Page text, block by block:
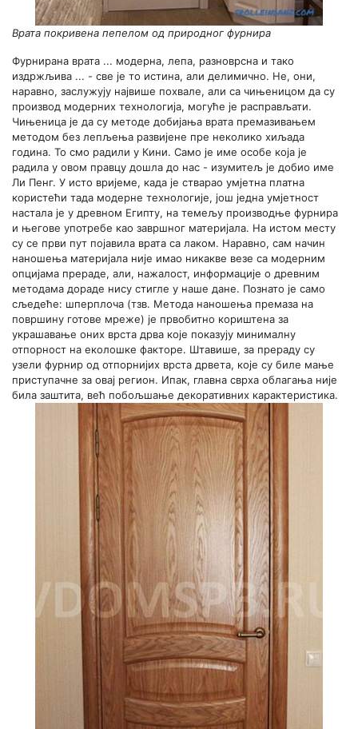
Врата покривена пепелом од природног фурнира
Фурнирана врата ... модерна, лепа, разноврсна и тако
издржљива ... - све је то истина, али делимично. Не, они,
наравно, заслужују највише похвале, али са чињеницом да су
производ модерних технологија, могуће је расправљати.
Чињеница је да су методе добијања врата премазивањем
методом без лепљења развијене пре неколико хиљада
година. То смо радили у Кини. Само је име особе која је
радила у овом правцу дошла до нас - изумитељ је добио име
Ли Пенг. У исто вријеме, када је стварао умјетна платна
користећи тада модерне технологије, још једна умјетност
настала је у древном Египту, на темељу производње фурнира
и његове употребе као завршног материјала. На истом месту
су се први пут појавила врата са лаком. Наравно, сам начин
наношења материјала није имао никакве везе са модерним
опцијама прераде, али, нажалост, информације о древним
методама дораде нису стигле у наше дане. Познато је само
сљедеће: шперплоча (тзв. Метода наношења премаза на
површину готове мреже) је првобитно кориштена за
украшавање оних врста дрва које показују минималну
отпорност на еколошке факторе. Штавише, за прераду су
узели фурнир од отпорнијих врста дрвета, које су биле мање
приступачне за овај регион. Ипак, главна сврха облагања није
била заштита, већ побољшање декоративних карактеристика.